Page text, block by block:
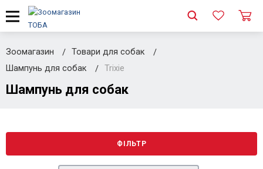
Зоомагазин
Товари для собак
Шампунь для собак
Trixie
Шампунь для собак
ФІЛЬТР